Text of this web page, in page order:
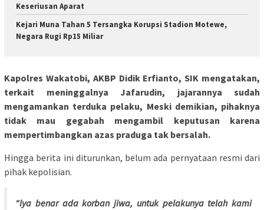
Keseriusan Aparat
Kejari Muna Tahan 5 Tersangka Korupsi Stadion Motewe,
Negara Rugi Rp15 Miliar
Kapolres Wakatobi, AKBP Didik Erfianto, SIK mengatakan,
terkait meninggalnya Jafarudin, jajarannya sudah
mengamankan terduka pelaku, Meski demikian, pihaknya
tidak mau gegabah mengambil keputusan karena
mempertimbangkan azas praduga tak bersalah.
Hingga berita ini diturunkan, belum ada pernyataan resmi dari
pihak kepolisian.
“Iya benar ada korban jiwa, untuk pelakunya telah kami